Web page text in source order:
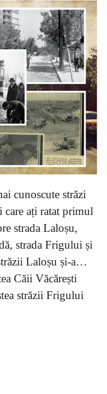
cunoscute străzi
care ați ratat primul
strada Laloșu,
strada Frigului și
Laloșu și-a…
Căii Văcărești
străzii Frigului